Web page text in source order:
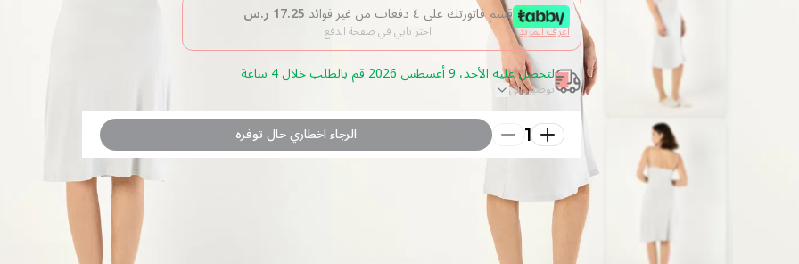
قسم فاتورتك على ٤ دفعات من غير فوائد 17.25 ر.س
اختر تابي في صفحة الدفع اعرف المزيد
لتحصل عليه الأحد، 9 أغسطس 2026 قم بالطلب خلال 4 ساعة
توصيل الى
1 الرجاء اخطاري حال توفره